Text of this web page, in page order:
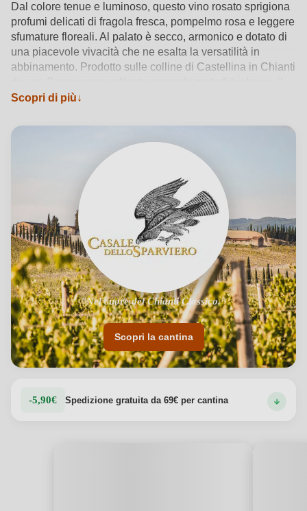
Dal colore tenue e luminoso, questo vino rosato sprigiona
profumi delicati di fragola fresca, pompelmo rosa e leggere
sfumature floreali. Al palato è secco, armonico e dotato di
una piacevole vivacità che ne esalta la versatilità in
abbinamento. Prodotto sulle colline di Castellina in Chianti
Casale dello Sparviero Rosato IGP Toscana riflette
tra i 10 e i 12°C, accompagna con eleganza aperitivi,
antipasti leggeri e carni bianche, rivelandosi perfetto per
momenti conviviali all’insegna della raffinatezza.
Vedi dettagli del prodotto →
Scopri di più
"Nel cuore del Chianti Classico."
Scopri la cantina
-5,90€ Spedizione gratuita da 69€ per cantina